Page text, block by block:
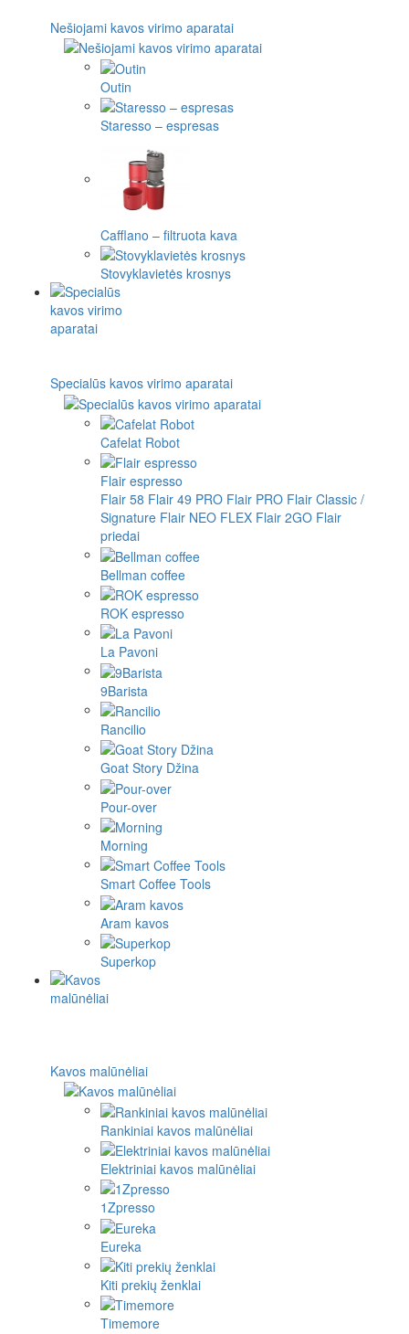
Nešiojami kavos virimo aparatai
Outin
Staresso – espresas
Cafflano – filtruota kava
Stovyklavietės krosnys
Specialūs kavos virimo aparatai
Cafelat Robot
Flair espresso
Flair 58 Flair 49 PRO Flair PRO Flair Classic /
Signature Flair NEO FLEX Flair 2GO Flair
priedai
Bellman coffee
ROK espresso
La Pavoni
9Barista
Rancilio
Goat Story Džina
Pour-over
Morning
Smart Coffee Tools
Aram kavos
Superkop
Kavos malūnėliai
Rankiniai kavos malūnėliai
Elektriniai kavos malūnėliai
1Zpresso
Eureka
Kiti prekių ženklai
Timemore